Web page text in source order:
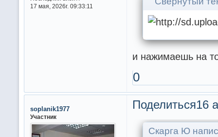
17 мая, 2026г. 09:33:11
и нажимаешь на
0
Поделиться16
soplanik1977
Участник
Скарга Ю